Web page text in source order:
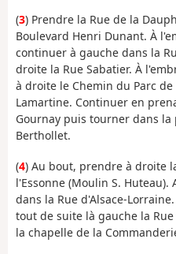
(3) Prendre la Rue de la
Boulevard Henri Dunant. À
continuer à gauche dans la
droite la Rue Sabatier. À
à droite le Chemin du Parc
Lamartine. Continuer en
Gournay puis tourner dans
Berthollet.
(4) Au bout, prendre à droite
l'Essonne (Moulin S.
dans la Rue d'Alsace-
tout de suite là gauche la
la chapelle de la